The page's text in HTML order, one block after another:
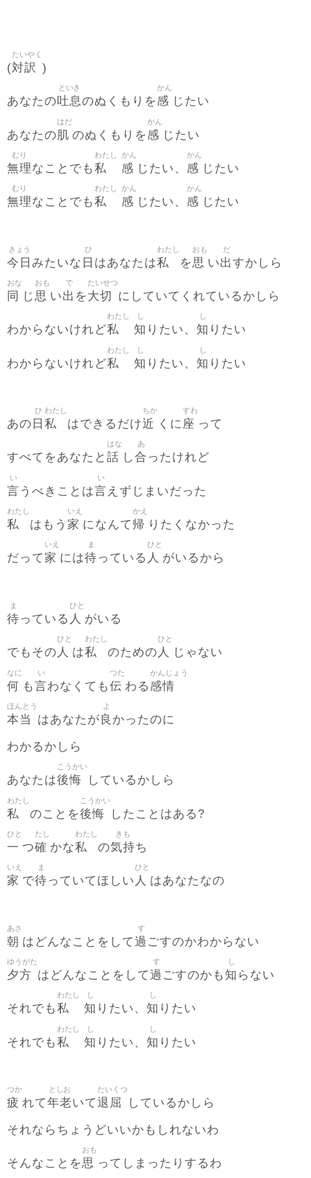
(対訳
たいやく
)
あなたの吐息
といき
のぬくもりを感
かん
じたい
あなたの 肌
はだ
のぬくもりを感
かん
じたい
無理
むり
なことでも私
わたし
感
かん
じたい、 感
かん
じたい
無理
むり
なことでも私
わたし
感
かん
じたい、 感
かん
じたい
今日
きょう
みたいな 日
ひ
はあなたは私
わたし
を思
おも
い出
だ
すかしら
同
おな
じ思
おも
い出
で
を大切
たいせつ
にしていてくれているかしら
わからないけれど私
わたし
知
し
りたい、 知
し
りたい
わからないけれど私
わたし
知
し
りたい、 知
し
りたい
あの 日
ひ
私
わたし
はできるだけ近
ちか
くに座
すわ
って
すべてをあなたと 話
はな
し合
あ
ったけれど
言
い
うべきことは言
い
えずじまいだった
私
わたし
はもう 家
いえ
になんて 帰
かえ
りたくなかった
だって 家
いえ
には待
ま
っている 人
ひと
がいるから
待
ま
っている 人
ひと
がいる
でもその 人
ひと
は私
わたし
のための 人
ひと
じゃない
何
なに
も言
い
わなくても伝
つた
わる 感情
かんじょう
本当
ほんとう
はあなたが良
よ
かったのに
わかるかしら
あなたは後悔
こうかい
しているかしら
私
わたし
のことを後悔
こうかい
したことはある?
一
ひと
つ確
たし
かな私
わたし
の気持
きも
ち
家
いえ
で待
ま
っていてほしい 人
ひと
はあなたなの
朝
あさ
はどんなことをして過
す
ごすのかわからない
夕方
ゆうがた
はどんなことをして過
す
ごすのかも知
し
らない
それでも私
わたし
知
し
りたい、 知
し
りたい
それでも私
わたし
知
し
りたい、 知
し
りたい
疲
つか
れて年老
としお
いて退屈
たいくつ
しているかしら
それならちょうどいいかもしれないわ
そんなことを思
おも
ってしまったりするわ